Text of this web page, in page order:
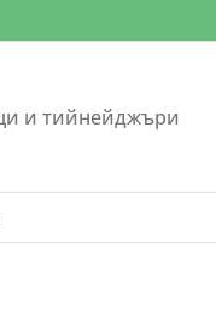
и тийнейджъри